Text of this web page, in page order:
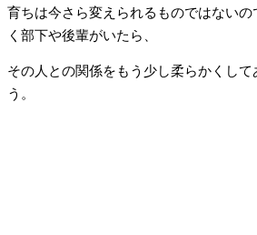
育ちは今さら変えられるものではない
く部下や後輩がいたら、
その人との関係をもう少し柔らかくして
う。